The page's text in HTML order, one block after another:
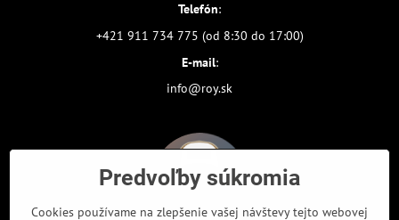
Telefón:
+421 911 734 775 (od 8:30 do 17:00)
E-mail:
info@roy.sk
Predvoľby súkromia
Cookies používame na zlepšenie vašej návštevy tejto webovej